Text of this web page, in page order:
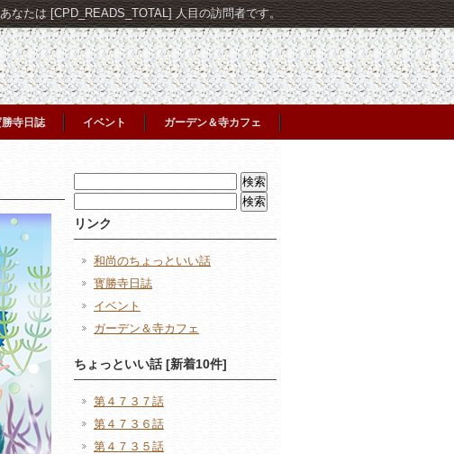
なたは [CPD_READS_TOTAL] 人目の訪問者です。
寺日誌 イベント ガーデン＆寺カフェ
索:
索:
リンク
和尚のちょっといい話
寳勝寺日誌
イベント
ガーデン＆寺カフェ
ちょっといい話 [新着10件]
第４７３７話
第４７３６話
第４７３５話